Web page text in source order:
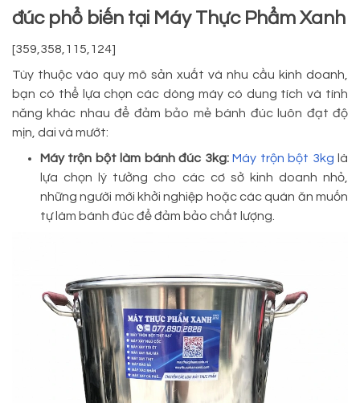
đúc phổ biến tại Máy Thực Phẩm Xanh
[359,358,115,124]
Tùy thuộc vào quy mô sản xuất và nhu cầu kinh doanh,
bạn có thể lựa chọn các dòng máy có dung tích và tính
năng khác nhau để đảm bảo mẻ bánh đúc luôn đạt độ
mịn, dai và mướt:
Máy trộn bột làm bánh đúc 3kg:Máy trộn bột 3kg là
lựa chọn lý tưởng cho các cơ sở kinh doanh nhỏ,
những người mới khởi nghiệp hoặc các quán ăn muốn
tự làm bánh đúc để đảm bảo chất lượng.